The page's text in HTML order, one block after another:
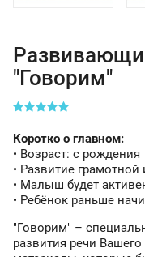
"Говорим"
Коротко о главном:
• Возраст: с рождения
• Развитие грамотной
• Малыш будет
• Ребёнок раньше
"Говорим" –
развития речи